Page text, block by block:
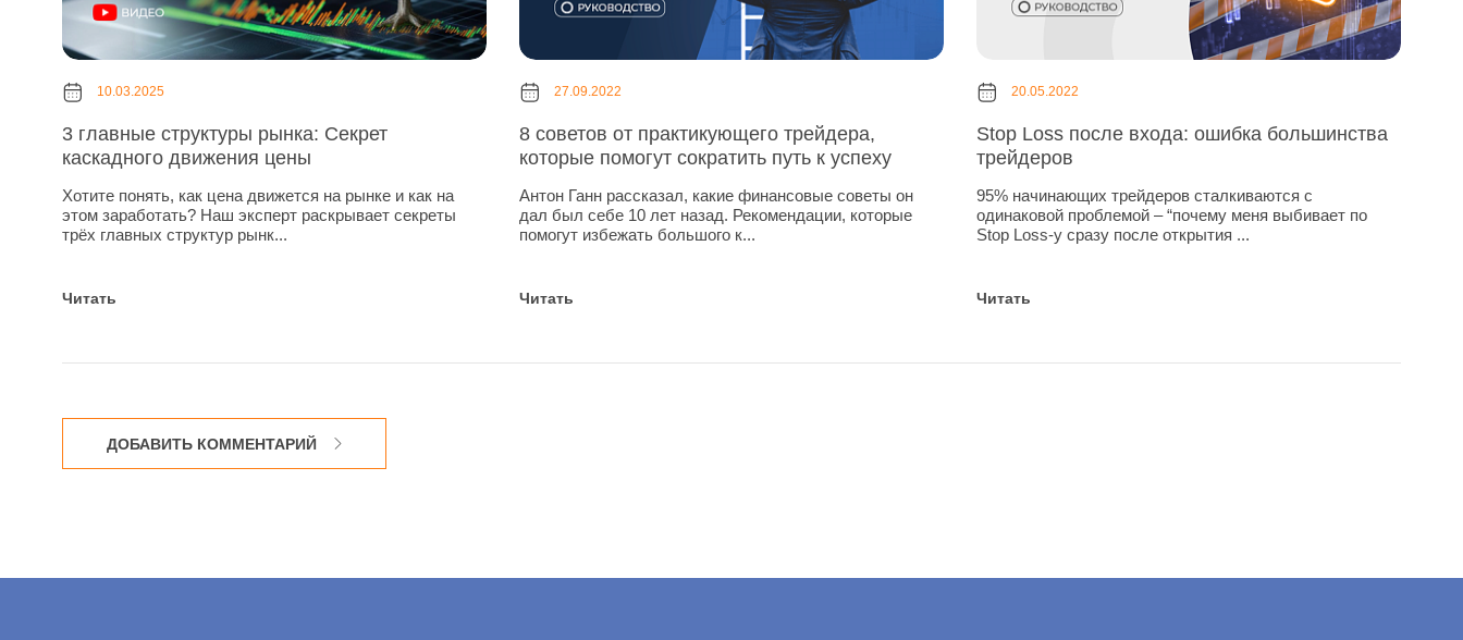
10.03.2025
3 главные структуры рынка: Секрет
каскадного движения цены
Хотите понять, как цена движется на рынке и как на
этом заработать? Наш эксперт раскрывает секреты
трёх главных структур рынк...
Читать
27.09.2022
8 советов от практикующего трейдера,
которые помогут сократить путь к успеху
Антон Ганн рассказал, какие финансовые советы он
дал был себе 10 лет назад. Рекомендации, которые
помогут избежать большого к...
Читать
20.05.2022
Stop Loss после входа: ошибка большинства
трейдеров
95% начинающих трейдеров сталкиваются с
одинаковой проблемой – “почему меня выбивает по
Stop Loss-у сразу после открытия ...
Читать
ДОБАВИТЬ КОММЕНТАРИЙ